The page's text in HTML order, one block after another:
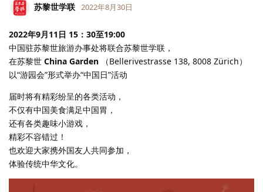
苏黎世学联 2022年8月30日
2022年9月11日 15：30至19:00
中国驻苏黎世旅游办事处将联合苏黎世学联，
在苏黎世 China Garden （Bellerivestrasse 138, 8008 Zürich）
以“游园会”形式举办“中国日”活动
届时将有精彩纷呈的各类活动，
不仅有中国美食满足中国胃，
还有各类趣味小游戏，
精彩不容错过！
也欢迎大家携外国友人共同参加，
体验传统中华文化。